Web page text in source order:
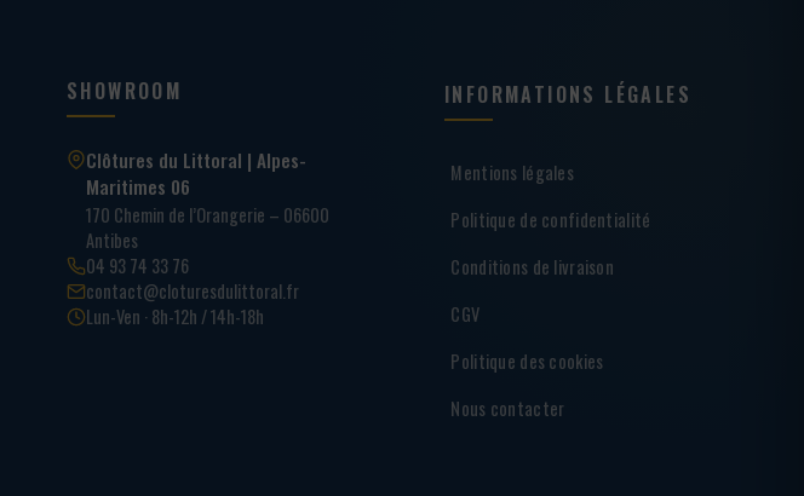
SHOWROOM
Clôtures du Littoral | Alpes-
Maritimes 06
170 Chemin de l’Orangerie – 06600
Antibes
04 93 74 33 76
contact@cloturesdulittoral.fr
Lun-Ven · 8h-12h / 14h-18h
INFORMATIONS LÉGALES
Mentions légales
Politique de confidentialité
Conditions de livraison
CGV
Politique des cookies
Nous contacter